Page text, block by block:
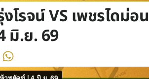
โรจน์ VS เพชรไดม่อน
มิ.ย. 69